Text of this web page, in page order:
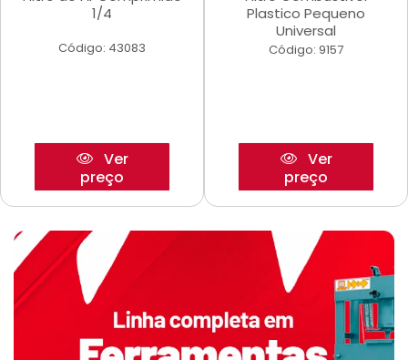
1/4
Código: 43083
Ver
preço
Plastico Pequeno
Universal
Código: 9157
Ver
preço